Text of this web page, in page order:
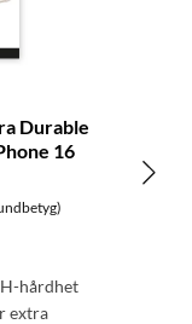
Durable
16
hårdhet
extra